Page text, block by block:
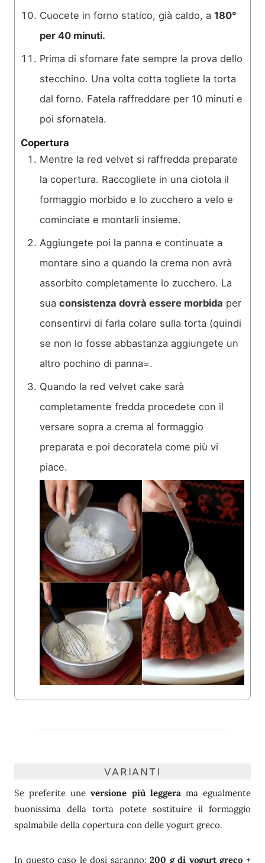
Cuocete in forno statico, già caldo, a 180°
per 40 minuti.
Prima di sfornare fate sempre la prova dello
stecchino. Una volta cotta togliete la torta
dal forno. Fatela raffreddare per 10 minuti e
poi sfornatela.
Copertura
Mentre la red velvet si raffredda preparate
la copertura. Raccogliete in una ciotola il
formaggio morbido e lo zucchero a velo e
cominciate e montarli insieme.
Aggiungete poi la panna e continuate a
montare sino a quando la crema non avrà
assorbito completamente lo zucchero. La
sua consistenza dovrà essere morbida per
consentirvi di farla colare sulla torta (quindi
se non lo fosse abbastanza aggiungete un
altro pochino di panna=.
Quando la red velvet cake sarà
completamente fredda procedete con il
versare sopra a crema al formaggio
preparata e poi decoratela come più vi
piace.
VARIANTI
Se preferite uneversione più leggerama egualmente
buonissima della torta potete sostituire il formaggio
spalmabile della copertura con delle yogurt greco.
In questo caso le dosi saranno:200 g di yogurt greco +